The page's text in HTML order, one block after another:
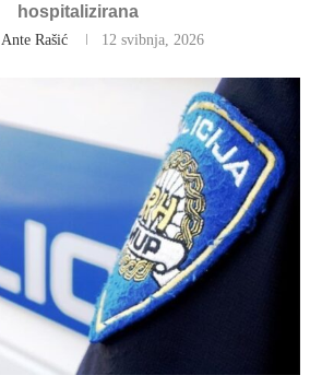
hospitalizirana
Ante Rašić 12 svibnja, 2026